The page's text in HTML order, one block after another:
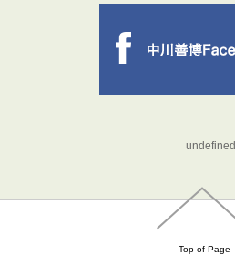
undefined
Top of Page